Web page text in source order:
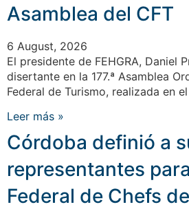
Asamblea del CFT
6 August, 2026
El presidente de FEHGRA, Daniel
disertante en la 177.ª Asamblea
Federal de Turismo, realizada en
Leer más »
Córdoba definió a
representantes
Federal de Chefs